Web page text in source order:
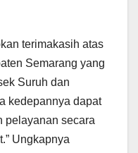
terimakasih atas
Semarang yang
Suruh dan
kedepannya dapat
pelayanan secara
Ungkapnya